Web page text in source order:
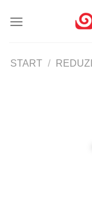
START /